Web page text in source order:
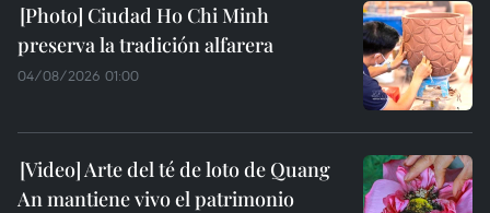
Ciudad Ho Chi Minh
preserva la tradición alfarera
04/08/2026 01:00
Arte del té de loto de Quang
An mantiene vivo el patrimonio